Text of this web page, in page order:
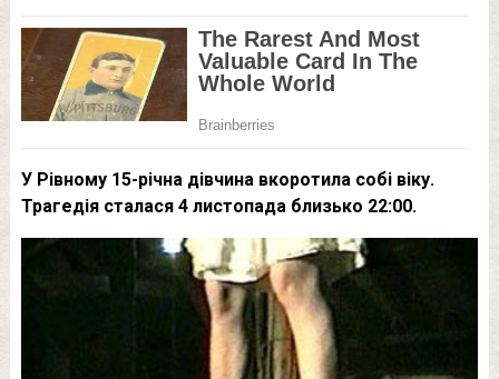
У Рівному 15-річна дівчина вкоротила собі віку.
Трагедія сталася 4 листопада близько 22:00.